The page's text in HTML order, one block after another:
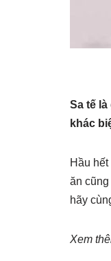
Sa tế
khác
Hầu
ăn
hãy
Xem